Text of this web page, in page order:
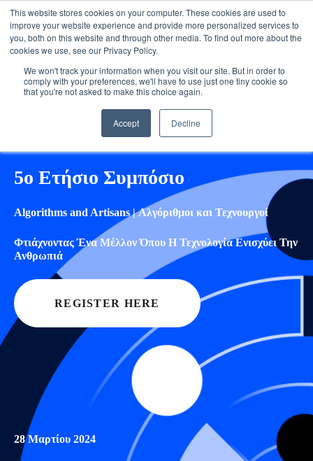
This website stores cookies on your computer. These cookies are used to
improve your website experience and provide more personalized services to
you, both on this website and through other media. To find out more about the
cookies we use, see our Privacy Policy.
We won't track your information when you visit our site. But in order to
comply with your preferences, we'll have to use just one tiny cookie so
that you're not asked to make this choice again.
Accept Decline
5ο Ετήσιο Συμπόσιο
Algorithms and Artisans |Αλγόριθμοι και Τεχνουργοί
ΦτιάχνονταςΈνα Μέλλον Όπου Η Τεχνολογία Ενισχύει Την
Ανθρωπιά
REGISTER HERE
28Μαρτίου 2024